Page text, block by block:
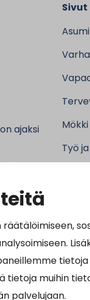
tietoja muihin
palvelujaan.
ajaksi
Sivut
Työ